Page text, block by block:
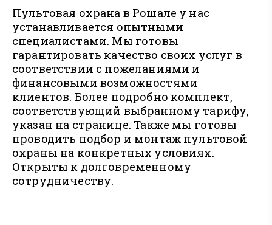
Пультовая охрана в Рошале у нас
устанавливается опытными
специалистами. Мы готовы
гарантировать качество своих услуг в
соответствии с пожеланиями и
финансовыми возможностями
клиентов. Более подробно комплект,
соответствующий выбранному тарифу,
указан на странице. Также мы готовы
проводить подбор и монтаж пультовой
охраны на конкретных условиях.
Открыты к долговременному
сотрудничеству.